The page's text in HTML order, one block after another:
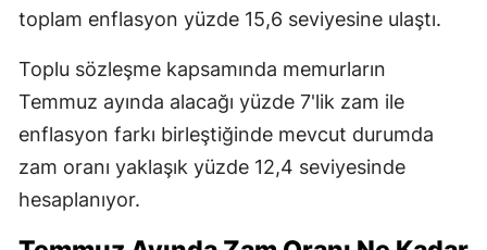
toplam enflasyon yüzde 15,6 seviyesine ulaştı.
Toplu sözleşme kapsamında memurların
Temmuz ayında alacağı yüzde 7'lik zam ile
enflasyon farkı birleştiğinde mevcut durumda
zam oranı yaklaşık yüzde 12,4 seviyesinde
hesaplanıyor.